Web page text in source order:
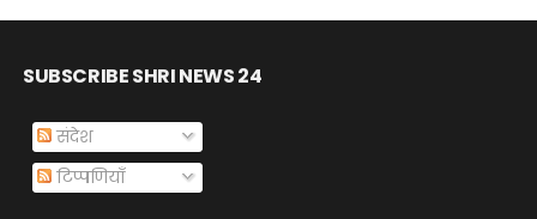
SUBSCRIBE SHRI NEWS 24
संदेश
टिप्पणियाँ